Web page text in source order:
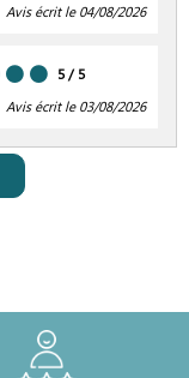
Avis écrit le 04/08/2026
5 / 5
Avis écrit le 03/08/2026